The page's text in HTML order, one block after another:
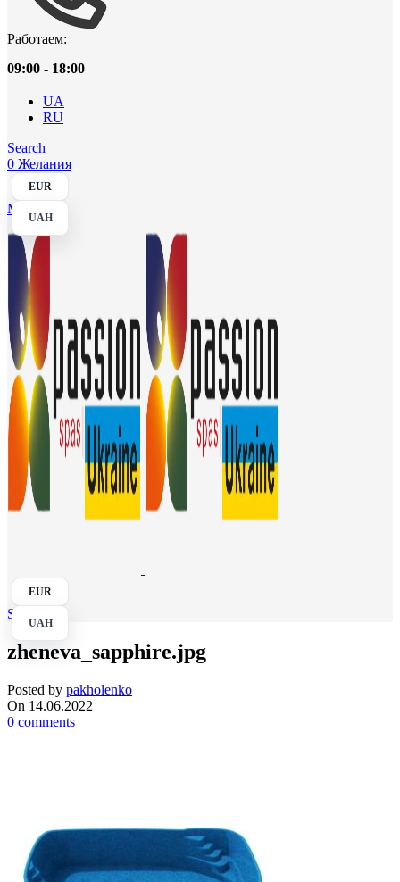
Работаем:
09:00 - 18:00
UA
RU
Search
0 Желания
EUR
UAH
Menu
EUR
UAH
Search
zheneva_sapphire.jpg
Posted by pakholenko
On 14.06.2022
0 comments